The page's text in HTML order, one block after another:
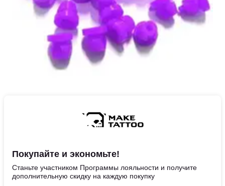
Покупайте и экономьте!
Станьте участником Программы лояльности и получите
дополнительную скидку на каждую покупку